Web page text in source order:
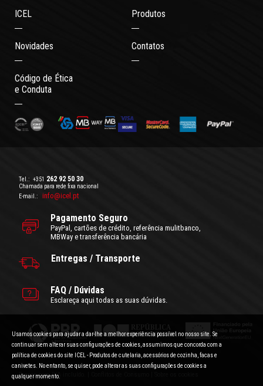
ICEL Produtos
Novidades Contatos
Código de Ética
e Conduta
Tel.: +351 262 92 50 30
Chamada para rede fixa nacional
E-mail.:
info@icel.pt
Pagamento Seguro
PayPal, cartões de crédito, referência mulitbanco,
MBWay e transferência bancária
Entregas / Transporte
FAQ / Dúvidas
Esclareça aqui todas as suas dúvidas.
Condições Gerais de Utilização |Politica de Privacidade
Preços com IVA incluído.
Usamos cookies para ajudar a dar-lhe a melhor experiência possível no nosso site. Se
continuar sem alterar suas configurações de cookies, assumimos que concorda com a
política de cookies do site ICEL - Produtos de cutelaria, acessórios de cozinha, facas e
canivetes. No entanto, se quiser, pode alterar as suas configurações de cookies a
qualquer momento.